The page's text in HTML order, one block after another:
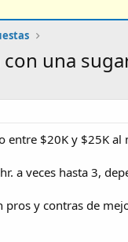
una
entre $20K y $25K
a veces hasta 3,
pros y contras de